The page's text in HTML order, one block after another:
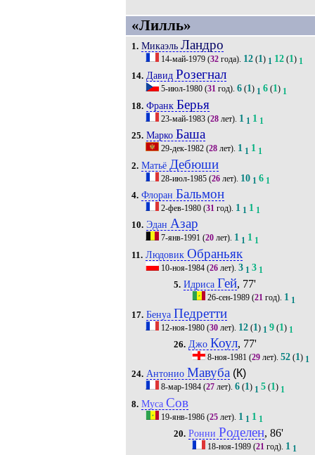
«Лилль»
1. Микаэль Ландро
14-май-1979(32года). 12(1) 1 12(1) 1
14. Давид Розегнал
5-июл-1980(31год). 6(1) 1 6(1) 1
18. Франк Берья
23-май-1983(28лет). 1 1 1 1
25. Марко Баша
29-дек-1982(28лет). 1 1 1 1
2. Матьё Дебюши
28-июл-1985(26лет). 10 1 6 1
4. Флоран Бальмон
2-фев-1980(31год). 1 1 1 1
10. Эдан Азар
7-янв-1991 (20лет). 1 1 1 1
11. Людовик Обраньяк
10-ноя-1984(26лет). 3 1 3 1
5. Идриса Гей, 77'
26-сен-1989 (21 год). 1 1
17. Бенуа Педретти
12-ноя-1980(30лет). 12(1) 1 9(1) 1
26. Джо Коул, 77'
8-ноя-1981 (29 лет).52 (1) 1
24. Антонио Мавуба (К)
8-мар-1984(27лет). 6(1) 1 5(1) 1
8. Муса Сов
19-янв-1986(25лет). 1 1 1 1
20. Ронни Роделен, 86'
18-ноя-1989 (21 год). 1 1